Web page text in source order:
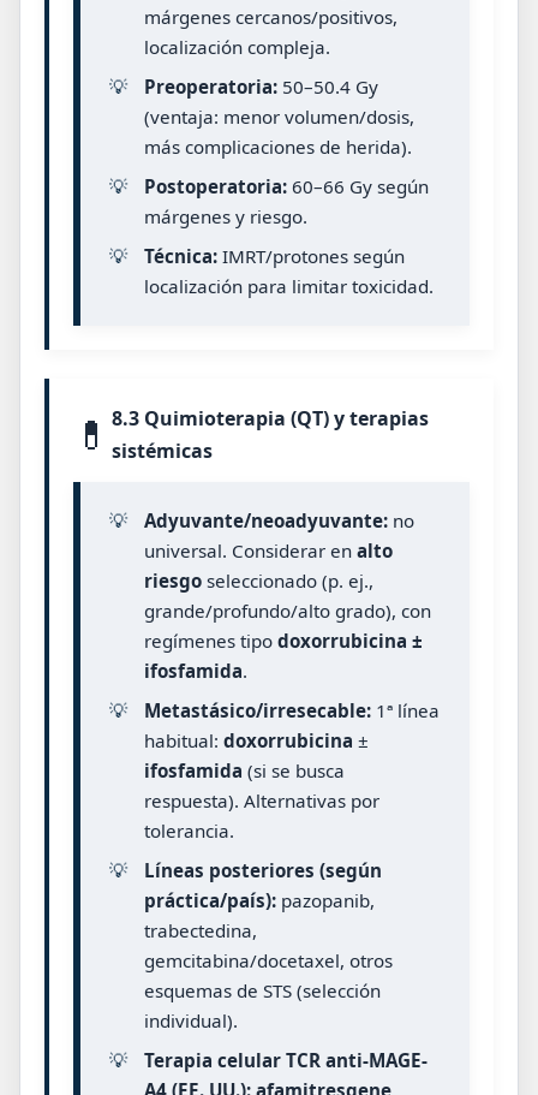
márgenes cercanos/positivos,
localización compleja.
💡
Preoperatoria:50–50.4 Gy
(ventaja: menor volumen/dosis,
más complicaciones de herida).
💡
Postoperatoria:60–66 Gy según
márgenes y riesgo.
💡
Técnica:IMRT/protones según
localización para limitar toxicidad.
💊 8.3 Quimioterapia (QT) y terapias
sistémicas
💡 Adyuvante/neoadyuvante:no
universal. Considerar en alto
riesgoseleccionado (p. ej.,
grande/profundo/alto grado), con
regímenes tipo doxorrubicina ±
ifosfamida.
💡
Metastásico/irresecable:1ª línea
habitual: doxorrubicina ±
ifosfamida (si se busca
respuesta). Alternativas por
tolerancia.
💡
Líneas posteriores (según
práctica/país):pazopanib,
trabectedina,
gemcitabina/docetaxel, otros
esquemas de STS (selección
individual).
💡
Terapia celular TCR anti-MAGE-